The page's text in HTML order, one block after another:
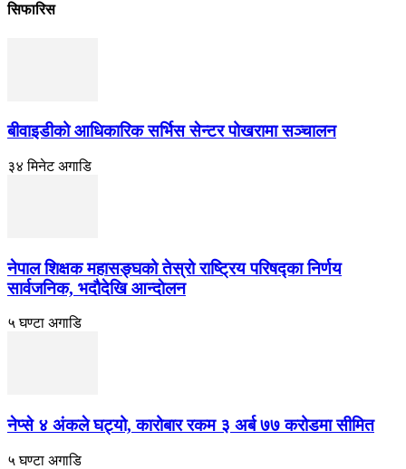
सिफारिस
बीवाइडीको आधिकारिक सर्भिस सेन्टर पोखरामा सञ्चालन
३४ मिनेट अगाडि
नेपाल शिक्षक महासङ्घको तेस्रो राष्ट्रिय परिषद्का निर्णय
सार्वजनिक, भदाैदेखि आन्दाेलन
५ घण्टा अगाडि
नेप्से ४ अंकले घट्यो, कारोबार रकम ३ अर्ब ७७ करोडमा सीमित
५ घण्टा अगाडि